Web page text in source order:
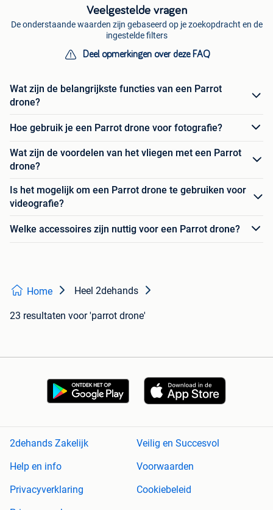
Veelgestelde vragen
De onderstaande waarden zijn gebaseerd op je zoekopdracht en de
ingestelde filters
Deel opmerkingen over deze FAQ
Wat zijn de belangrijkste functies van een Parrot
drone?
Hoe gebruik je een Parrot drone voor fotografie?
Wat zijn de voordelen van het vliegen met een Parrot
drone?
Is het mogelijk om een Parrot drone te gebruiken voor
videografie?
Welke accessoires zijn nuttig voor een Parrot drone?
Home Heel 2dehands
23 resultaten voor 'parrot drone'
2dehands Zakelijk
Veilig en Succesvol
Help en info
Voorwaarden
Privacyverklaring
Cookiebeleid